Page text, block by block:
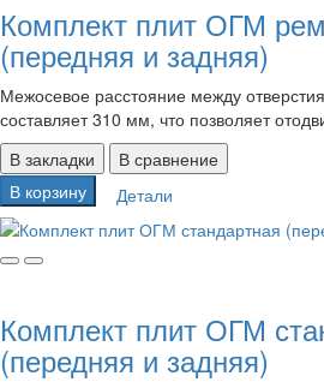
Комплект плит ОГМ
(передняя и задняя)
Межосевое расстояние между
составляет 310 мм, что позволяет
В закладки
В сравнение
В корзину
Детали
Комплект плит ОГМ
(передняя и задняя)